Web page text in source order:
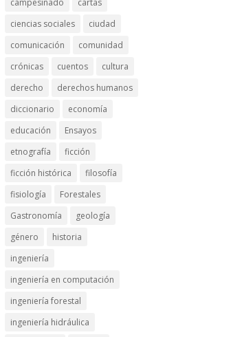
campesinado
cartas
ciencias sociales
ciudad
comunicación
comunidad
crónicas
cuentos
cultura
derecho
derechos humanos
diccionario
economía
educación
Ensayos
etnografía
ficción
ficción histórica
filosofía
fisiología
Forestales
Gastronomía
geología
género
historia
ingeniería
ingeniería en computación
ingeniería forestal
ingeniería hidráulica